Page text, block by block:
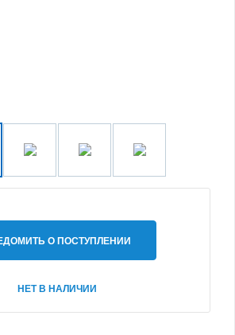
О ПОСТУПЛЕНИИ
НЕТ В НАЛИЧИИ